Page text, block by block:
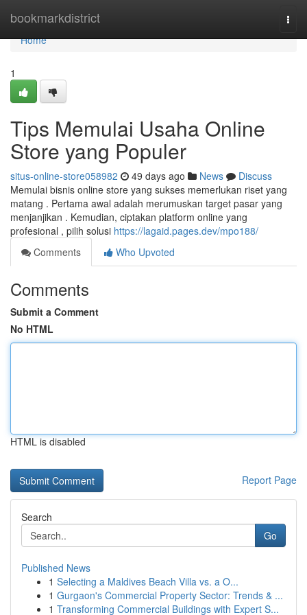
bookmarkdistrict
Home
Home
1
Tips Memulai Usaha Online
Store yang Populer
situs-online-store058982 49 days ago News
Discuss
Memulai bisnis online store yang sukses memerlukan riset yang
matang . Pertama awal adalah merumuskan target pasar yang
menjanjikan . Kemudian, ciptakan platform online yang
profesional , pilih solusi https://lagaid.pages.dev/mpo188/
Comments
Who Upvoted
Comments
Submit a Comment
No HTML
HTML is disabled
Report Page
Search
Go
Published News
1 Selecting a Maldives Beach Villa vs. a O...
1 Gurgaon's Commercial Property Sector: Trends & ...
1 Transforming Commercial Buildings with Expert S...